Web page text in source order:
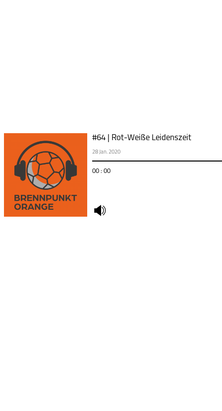
#64 | Rot-Weiße Leidenszeit
28 Jan. 2020
00 : 00